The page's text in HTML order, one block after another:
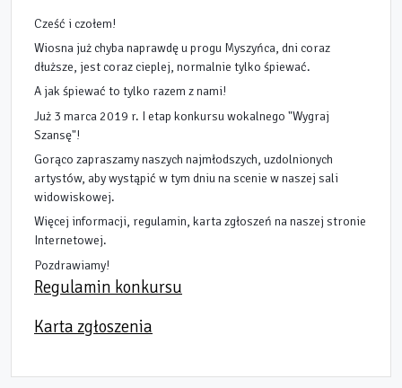
Cześć i czołem!
Wiosna już chyba naprawdę u progu Myszyńca, dni coraz
dłuższe, jest coraz cieplej, normalnie tylko śpiewać.
A jak śpiewać to tylko razem z nami!
Już 3 marca 2019 r. I etap konkursu wokalnego "Wygraj
Szansę"!
Gorąco zapraszamy naszych najmłodszych, uzdolnionych
artystów, aby wystąpić w tym dniu na scenie w naszej sali
widowiskowej.
Więcej informacji, regulamin, karta zgłoszeń na naszej stronie
Internetowej.
Pozdrawiamy!
Regulamin konkursu
Karta zgłoszenia